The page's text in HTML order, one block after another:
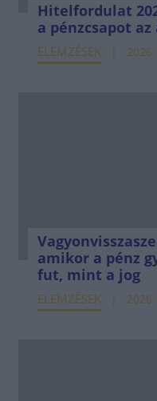
Hitelfordulat
a pénzcsapot
ELEMZÉSEK
amikor a pénz
fut, mint a jog
ELEMZÉSEK